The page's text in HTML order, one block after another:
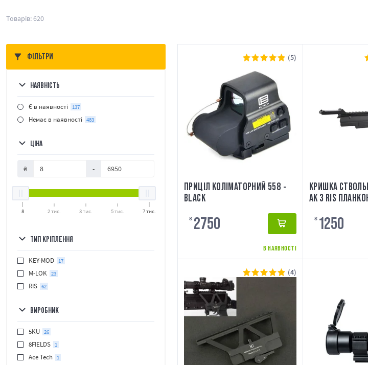
Товарів: 620
ФІЛЬТРИ
НАЯВНІСТЬ
Є в наявності 137
Немає в наявності 483
ЦІНА
₴ -
8 2 тис. 3 тис. 5 тис. 7 тис.
ТИП КРІПЛЕННЯ
KEY-MOD 17
M-LOK 23
RIS 62
ВИРОБНИК
5KU 26
8FIELDS 1
Ace Tech 1
(5)
ПРИЦІЛ КОЛІМАТОРНИЙ 558 -
BLACK
₴ 2750
В НАЯВНОСТІ
КРИШКА
АК З RIS
₴ 1250
(4)